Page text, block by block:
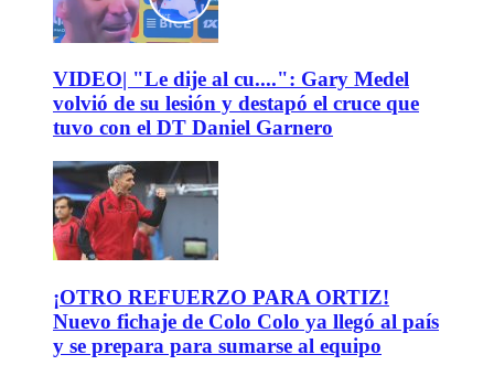
VIDEO| "Le dije al cu....": Gary Medel
volvió de su lesión y destapó el cruce que
tuvo con el DT Daniel Garnero
¡OTRO REFUERZO PARA ORTIZ!
Nuevo fichaje de Colo Colo ya llegó al país
y se prepara para sumarse al equipo